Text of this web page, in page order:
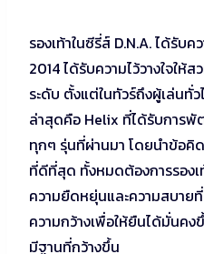
รองเท้าในซีรี่ส์ D.N.A. ได้รับ
2014 ได้รับความไว้วางใจใ
ระดับ ตั้งแต่ในทัวร์ถึงผู้เล่นทั่ว
ล่าสุดคือ Helix ที่ได้รับการพั
ทุกๆ รุ่นที่ผ่านมา โดยนำข้อคิ
ที่ดีที่สุด ทั้งหมดต้องการรองเ
ความยืดหยุ่นและความสบาย
ความกว้างเพื่อให้ยืนได้มั่นคง
มีฐานที่กว้างขึ้น